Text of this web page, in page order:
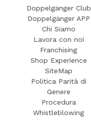
Doppelgänger Club
Doppelgänger APP
Chi Siamo
Lavora con noi
Franchising
Shop Experience
SiteMap
Politica Parità di
Genere
Procedura
Whistleblowing